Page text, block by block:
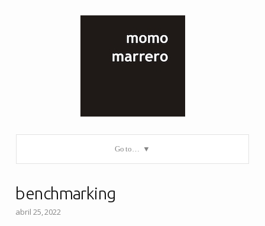
Go to…
benchmarking
abril 25, 2022